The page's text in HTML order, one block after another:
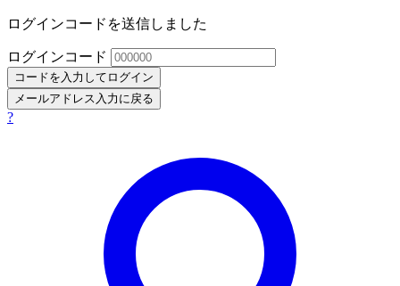
ログインコードを送信しました
ログインコード
コードを入力してログイン
メールアドレス入力に戻る
?